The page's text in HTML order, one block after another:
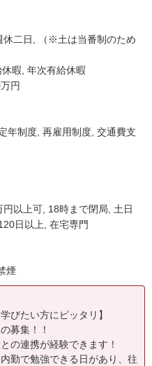
二日, （※土は当番制のため
暇, 年次有給休暇
円
年制度, 再雇用制度, 交通費支
以上可, 18時まで閉局, 土日
日以上, 在宅専門
煙
びたい方にピッタリ】
募集！！
の連携が経験できます！
勤で勉強できる日があり、往